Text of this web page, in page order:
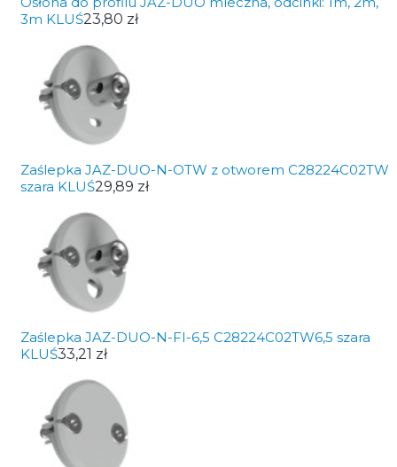
3m KLUŚ23,80 zł
Zaślepka JAZ-DUO-N-OTW z otworem C28224C02TW
szara KLUŚ29,89 zł
Zaślepka JAZ-DUO-N-FI-6,5 C28224C02TW6,5 szara
KLUŚ33,21 zł